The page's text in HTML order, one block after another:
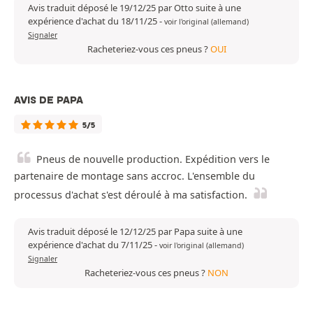
Avis traduit déposé le 19/12/25 par Otto suite à une
expérience d'achat du 18/11/25- voir l'original (allemand)
Signaler
Racheteriez-vous ces pneus ?OUI
AVIS DE PAPA
5/5
Pneus de nouvelle production. Expédition vers le
partenaire de montage sans accroc. L'ensemble du
processus d'achat s'est déroulé à ma satisfaction.
Avis traduit déposé le 12/12/25 par Papa suite à une
expérience d'achat du 7/11/25- voir l'original (allemand)
Signaler
Racheteriez-vous ces pneus ? NON